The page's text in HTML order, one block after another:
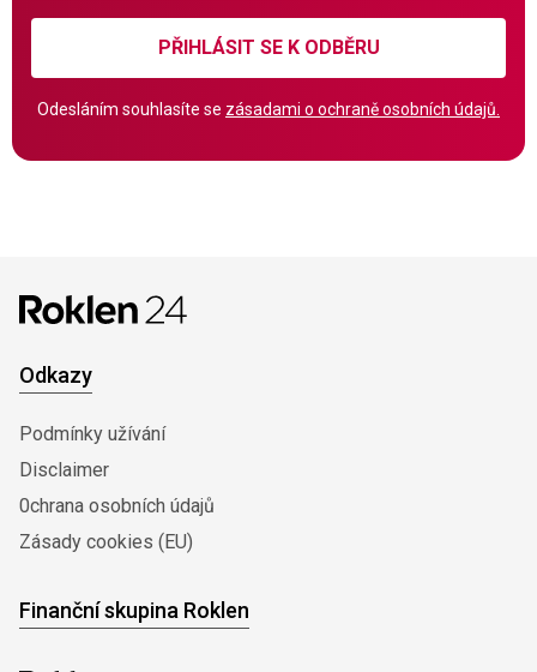
PŘIHLÁSIT SE K ODBĚRU
Odesláním souhlasíte se zásadami o ochraně osobních údajů.
Odkazy
Podmínky užívání
Disclaimer
0chrana osobních údajů
Zásady cookies (EU)
Finanční skupina Roklen